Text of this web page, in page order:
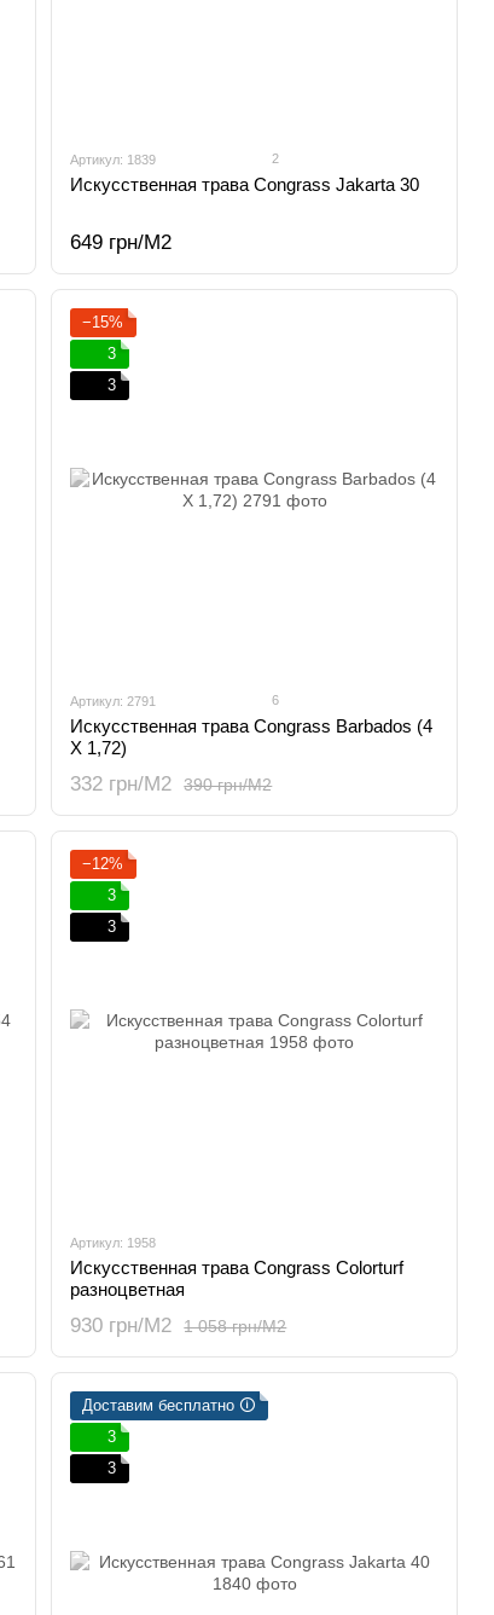
Артикул: 1839 2
Искусственная трава Congrass Jakarta 30
649 грн/М2
−15%
3
3
Артикул: 2791 6
Искусственная трава Congrass Barbados (4
Х 1,72)
390 грн/М2
332 грн/М2
−12%
3
3
Артикул: 1958
Искусственная трава Congrass Colorturf
разноцветная
1 058 грн/М2
930 грн/М2
Доставим бесплатно 🛈
3
3